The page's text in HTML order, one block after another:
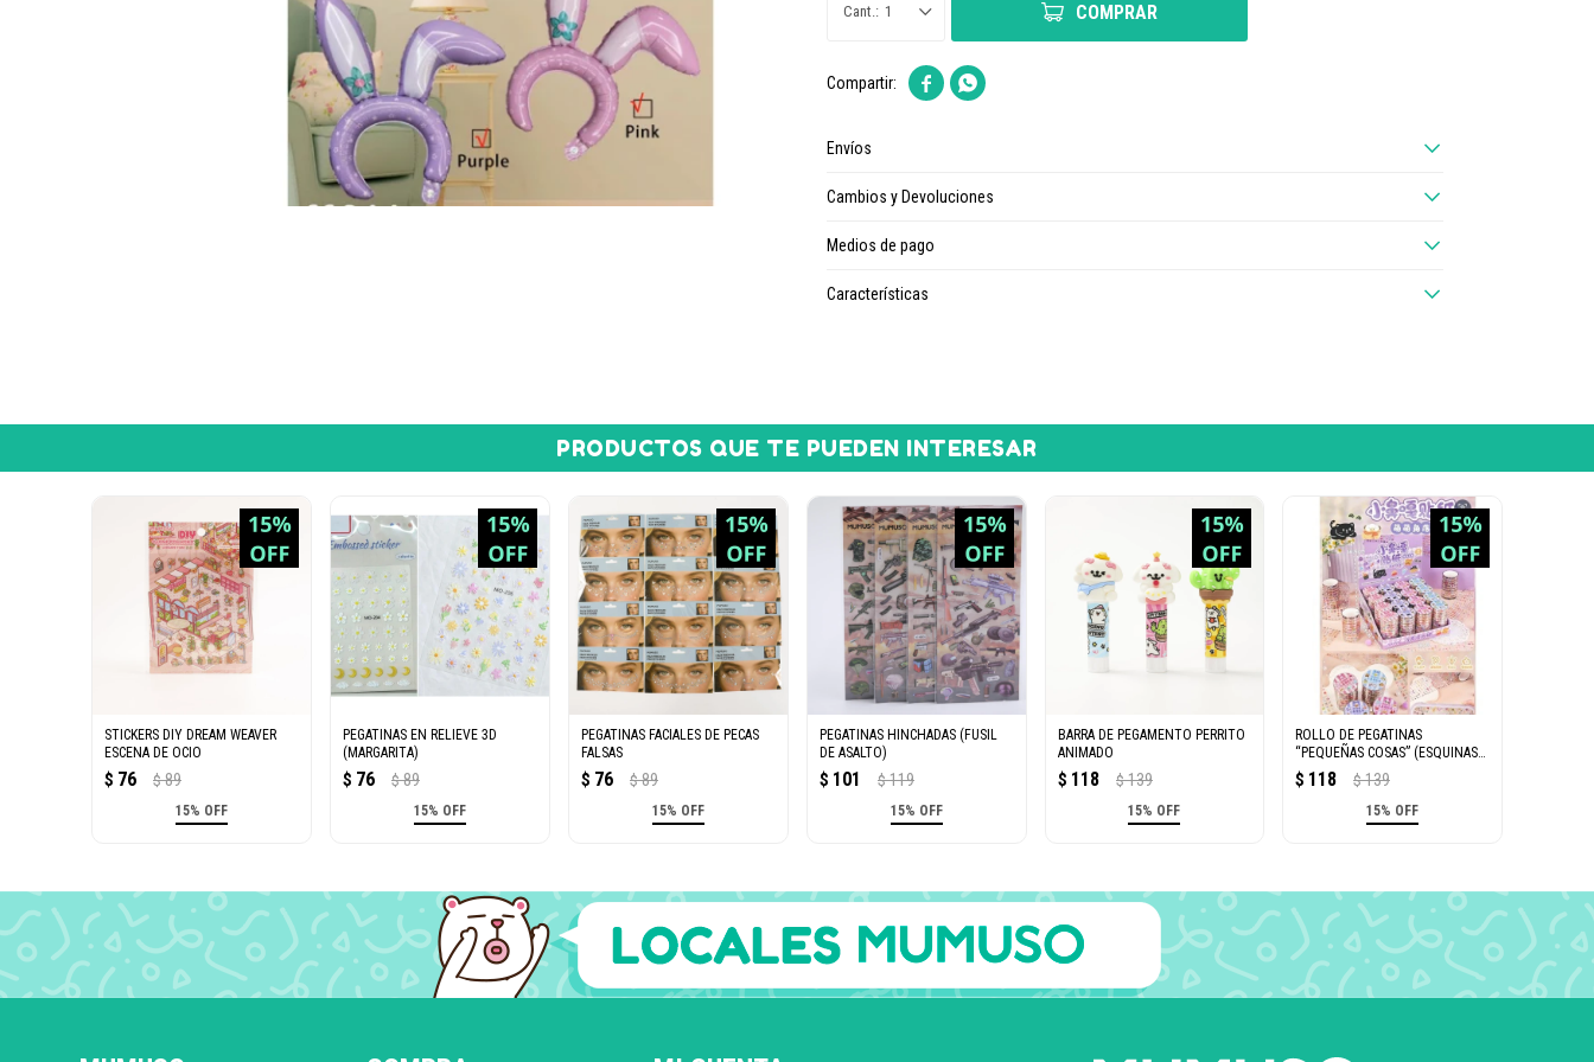
1 COMPRAR
 
Envíos
Cambios y Devoluciones
Medios de pago
Características
PRODUCTOS QUE TE PUEDEN INTERESAR
STICKERS DIY DREAM WEAVER
ESCENA DE OCIO
$ 76 $ 89
15% OFF
PEGATINAS EN RELIEVE 3D
(MARGARITA)
$ 76 $ 89
15% OFF
PEGATINAS FACIALES DE PECAS
FALSAS
$ 76 $ 89
15% OFF
PEGATINAS HINCHADAS (FUSIL
DE ASALTO)
$ 101 $ 119
15% OFF
BARRA DE PEGAMENTO PERRITO
ANIMADO
$ 118 $ 139
15% OFF
ROLLO DE PEGATINAS
“PEQUEÑAS COSAS” (ESQUINAS
LINDAS)
$ 118 $ 139
15% OFF